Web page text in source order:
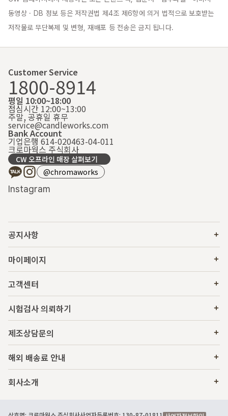
동영상 · DB 정보 등은 저작권법 제4조 제6항에 의거 법적으로 보호받는
저작물로 무단복제 및 변형, 재배포 등 전송은 금지 됩니다.
Customer Service
1800-8914
평일 10:00~18:00
점심시간 12:00~13:00
주말, 공휴일 휴무
service@candleworks.com
Bank Account
기업은행 614-020463-04-011
크로마웍스 주식회사
CW 오프라인 매장 살펴보기
@chromaworks
Instagram
공지사항
마이페이지
고객센터
시험검사 의뢰하기
제조상담문의
해외 배송료 안내
회사소개